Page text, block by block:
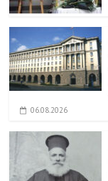
06.08.2026